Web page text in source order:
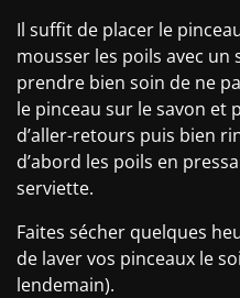
Il suffit de placer le
mousser les poils avec un
prendre bien soin de ne
le pinceau sur le savon et
d’aller-retours puis bien
d’abord les poils en
serviette.
Faites sécher quelques
de laver vos pinceaux le
lendemain).